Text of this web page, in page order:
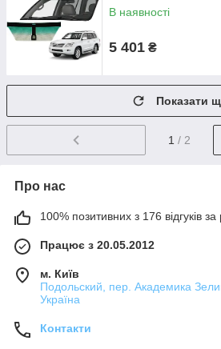
В наявності
5 401 ₴
Показати
1 / 2
Про нас
100% позитивних з 176 відгуків за
Працює з 20.05.2012
м. Київ
Подольский, пер. Академика
Україна
Контакти